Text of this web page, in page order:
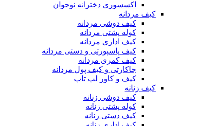
اکسسوری دخترانه نوجوان
کیف مردانه
کیف دوشی مردانه
کوله پشتی مردانه
کیف اداری مردانه
کیف پاسپورتی و دستی مردانه
کیف کمری مردانه
جاکارتی و کیف پول مردانه
کیف و کاور لپ تاپ
کیف زنانه
کیف دوشی زنانه
کوله پشتی زنانه
کیف دستی زنانه